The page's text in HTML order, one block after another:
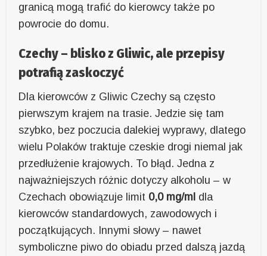
granicą mogą trafić do kierowcy także po
powrocie do domu.
Czechy – blisko z Gliwic, ale przepisy
potrafią zaskoczyć
Dla kierowców z Gliwic Czechy są często
pierwszym krajem na trasie. Jedzie się tam
szybko, bez poczucia dalekiej wyprawy, dlatego
wielu Polaków traktuje czeskie drogi niemal jak
przedłużenie krajowych. To błąd. Jedna z
najważniejszych różnic dotyczy alkoholu – w
Czechach obowiązuje limit 0,0 mg/ml dla
kierowców standardowych, zawodowych i
początkujących. Innymi słowy – nawet
symboliczne piwo do obiadu przed dalszą jazdą